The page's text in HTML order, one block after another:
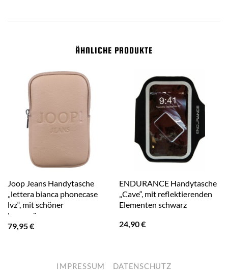
ÄHNLICHE PRODUKTE
Joop Jeans Handytasche
„lettera bianca phonecase
lvz“, mit schöner
Logoprägung grau
79,95€
ENDURANCE Handytasche
„Cave“, mit reflektierenden
Elementen schwarz
24,90€
IMPRESSUM DATENSCHUTZ